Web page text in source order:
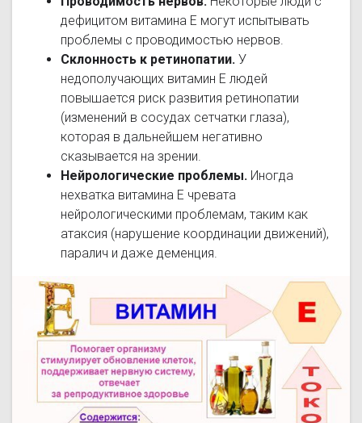
дефицитом витамина Е могут испытывать
проблемы с проводимостью нервов.
Склонность к ретинопатии. У
недополучающих витамин Е людей
повышается риск развития ретинопатии
(изменений в сосудах сетчатки глаза),
которая в дальнейшем негативно
сказывается на зрении.
Нейрологические проблемы. Иногда
нехватка витамина Е чревата
нейрологическими проблемам, таким как
атаксия (нарушение координации движений),
паралич и даже деменция.